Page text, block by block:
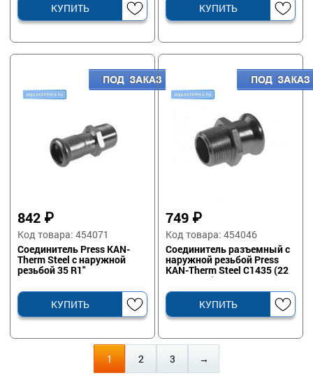
КУПИТЬ
КУПИТЬ
842 ₽
Код товара: 454071
Соединитель Рress KAN-
Therm Steel с наружной
резьбой 35 R1"
КУПИТЬ
749 ₽
Код товара: 454046
Соединитель разъемный с
наружной резьбой Press
KAN-Therm Steel C1435 (22
мм x R3/4)
КУПИТЬ
1 2 3 →